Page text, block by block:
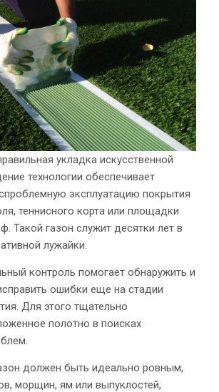
укладка искусственной
технологии обеспечивает
эксплуатацию покрытия
теннисного корта или площадки
Такой газон служит десятки лет в
лужайки.
контроль помогает обнаружить и
ошибки еще на стадии
Для этого тщательно
полотно в поисках
должен быть идеально ровным,
морщин, ям или выпуклостей,